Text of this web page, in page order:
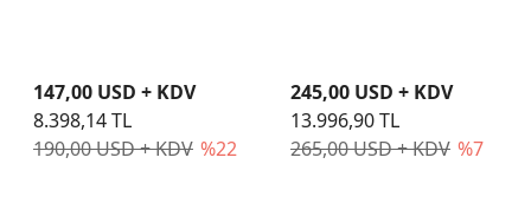
190,00 USD + KDV %22
147,00 USD + KDV
8.398,14 TL
265,00 USD + KDV %7
245,00 USD + KDV
13.996,90 TL